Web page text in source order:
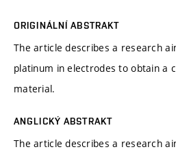
ORIGINÁLNÍ ABSTRAKT
The article describes a research
platinum in electrodes to obtain a
material.
ANGLICKÝ ABSTRAKT
The article describes a research